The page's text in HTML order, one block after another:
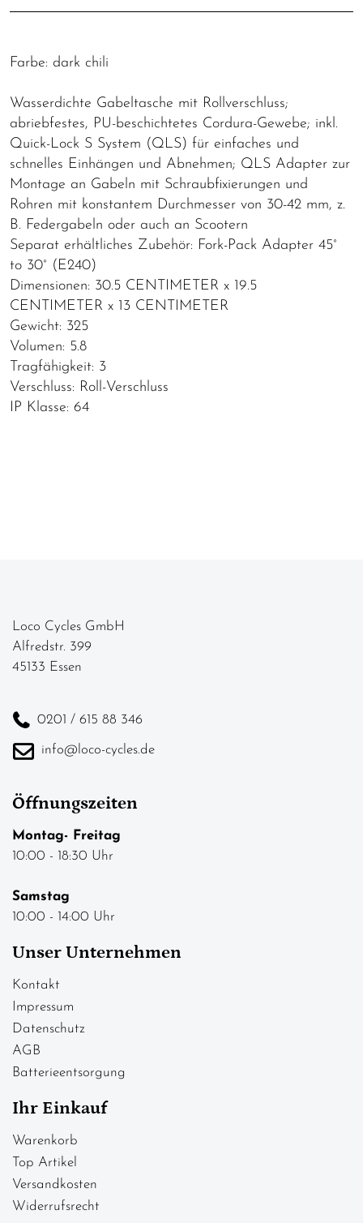
Farbe: dark chili
Wasserdichte Gabeltasche mit Rollverschluss;
abriebfestes, PU-beschichtetes Cordura-Gewebe; inkl.
Quick-Lock S System (QLS) für einfaches und
schnelles Einhängen und Abnehmen; QLS Adapter zur
Montage an Gabeln mit Schraubfixierungen und
Rohren mit konstantem Durchmesser von 30-42 mm, z.
B. Federgabeln oder auch an Scootern
Separat erhältliches Zubehör: Fork-Pack Adapter 45°
to 30° (E240)
Dimensionen: 30.5 CENTIMETER x 19.5
CENTIMETER x 13 CENTIMETER
Gewicht: 325
Volumen: 5.8
Tragfähigkeit: 3
Verschluss: Roll-Verschluss
IP Klasse: 64
Loco Cycles GmbH
Alfredstr. 399
45133 Essen
0201 / 615 88 346
info@loco-cycles.de
Öffnungszeiten
Montag- Freitag
10:00 - 18:30 Uhr
Samstag
10:00 - 14:00 Uhr
Unser Unternehmen
Kontakt
Impressum
Datenschutz
AGB
Batterieentsorgung
Ihr Einkauf
Warenkorb
Top Artikel
Versandkosten
Widerrufsrecht